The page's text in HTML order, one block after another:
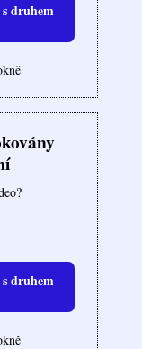
druhem
druhem